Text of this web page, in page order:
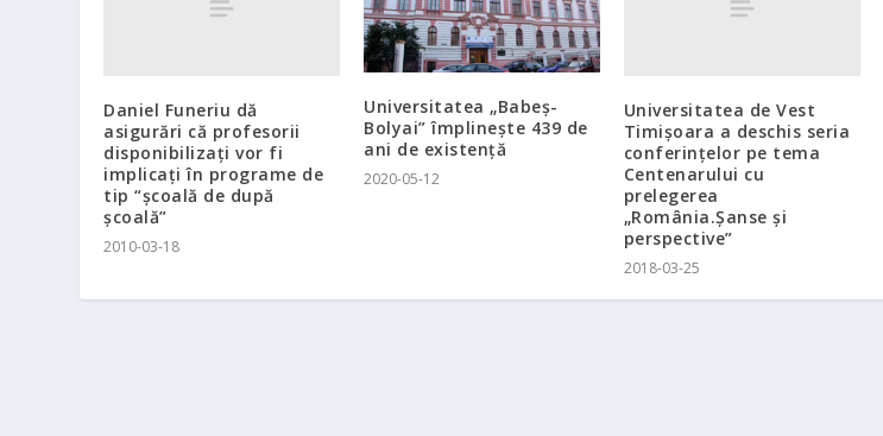
Daniel Funeriu dă
asigurări că profesorii
disponibilizaţi vor fi
implicaţi în programe de
tip “şcoală de după
şcoală”
2010-03-18
Universitatea „Babeş-
Bolyai” împlineşte 439 de
ani de existenţă
2020-05-12
Universitatea de Vest
Timişoara a deschis seria
conferinţelor pe tema
Centenarului cu
prelegerea
„România.Şanse şi
perspective”
2018-03-25